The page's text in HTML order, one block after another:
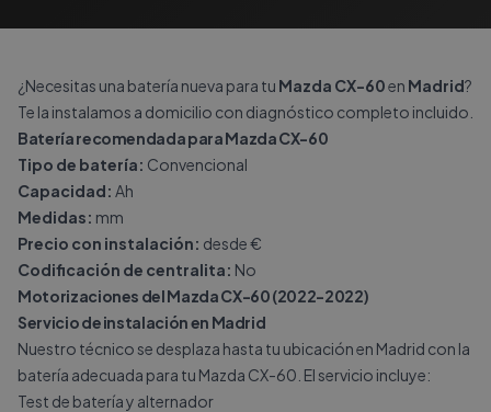
¿Necesitas una batería nueva para tu Mazda CX-60en Madrid?
Te la instalamos a domicilio con diagnóstico completo incluido.
Batería recomendada para Mazda CX-60
Tipo de batería: Convencional
Capacidad: Ah
Medidas: mm
Precio con instalación: desde €
Codificación de centralita: No
Motorizaciones del Mazda CX-60 (2022-2022)
Servicio de instalación en Madrid
Nuestro técnico se desplaza hasta tu ubicación en Madrid con la
batería adecuada para tu Mazda CX-60. El servicio incluye:
Test de batería y alternador